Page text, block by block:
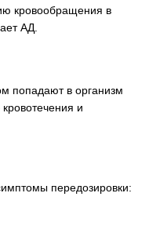
кровообращения в
АД.
попадают в организм
и
передозировки: